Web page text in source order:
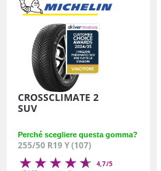
CROSSCLIMATE 2
SUV
Perché scegliere questa gomma?
255/50 R19 Y (107)
4,7/5